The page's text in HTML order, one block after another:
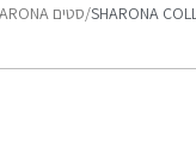
SHARONA סטים SHARONA